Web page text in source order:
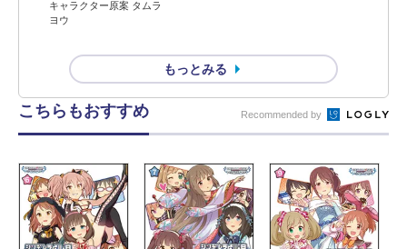
キャラクター原案 タムラ
ヨウ
もっとみる
こちらもおすすめ Recommended by